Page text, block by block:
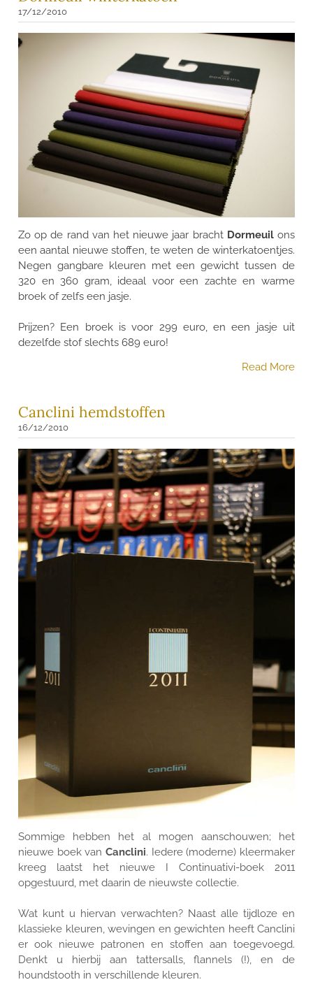
17/12/2010
Zo op de rand van het nieuwe jaar bracht Dormeuilons
een aantal nieuwe stoffen, te weten de winterkatoentjes.
Negen gangbare kleuren met een gewicht tussen de
320 en 360 gram, ideaal voor een zachte en warme
broek of zelfs een jasje.
Prijzen? Een broek is voor 299 euro, en een jasje uit
dezelfde stof slechts 689 euro!
Read More
Canclini hemdstoffen
16/12/2010
Sommige hebben het al mogen aanschouwen; het
nieuwe boek van Canclini. Iedere (moderne) kleermaker
kreeg laatst het nieuwe I Continuativi-boek 2011
opgestuurd, met daarin de nieuwste collectie.
Wat kunt u hiervan verwachten? Naast alle tijdloze en
klassieke kleuren, wevingen en gewichten heeft Canclini
er ook nieuwe patronen en stoffen aan toegevoegd.
Denkt u hierbij aan tattersalls, flannels (!), en de
houndstooth in verschillende kleuren.